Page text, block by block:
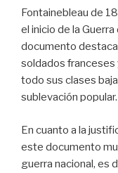
Fontainebleau de
el inicio de la
documento
soldados franceses
todo sus clases
sublevación popular.
En cuanto a la
este documento
guerra nacional, es